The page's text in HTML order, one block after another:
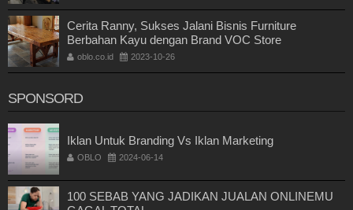
Cerita Ranny, Sukses Jalani Bisnis Furniture
Berbahan Kayu dengan Brand VOC Store
oblo.co.id 2023-10-26
SPONSORD
Iklan Untuk Branding Vs Iklan Marketing
OBLO 2024-06-14
100 SEBAB YANG JADIKAN JUALAN ONLINEMU